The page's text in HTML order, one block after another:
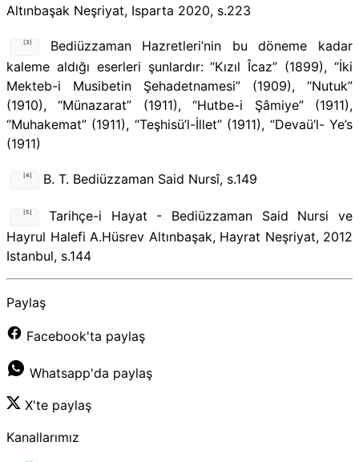
Altınbaşak Neşriyat, Isparta 2020, s.223
[3]
Bediüzzaman Hazretleri’nin bu döneme kadar
kaleme aldığı eserleri şunlardır: “Kızıl Îcaz” (1899), “İki
Mekteb-i Musibetin Şehadetnamesi” (1909), “Nutuk”
(1910), “Münazarat” (1911), “Hutbe-i Şâmiye” (1911),
“Muhakemat” (1911), “Teşhisü’l-İllet” (1911), “Devaü’l- Ye’s
(1911)
[4] B. T. Bediüzzaman Said Nursî, s.149
[5]
Tarihçe-i Hayat - Bediüzzaman Said Nursi ve
Hayrul Halefi A.Hüsrev Altınbaşak, Hayrat Neşriyat, 2012
Istanbul, s.144
Paylaş
Facebook'ta paylaş
Whatsapp'da paylaş
X'te paylaş
Kanallarımız